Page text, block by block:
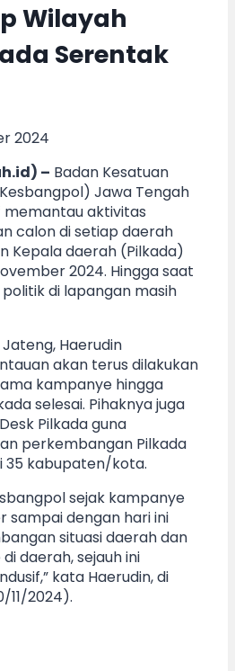
Wilayah
Serentak
2024
– Badan Kesatuan
Jawa Tengah
aktivitas
calon di setiap daerah
Kepala daerah (Pilkada)
2024. Hingga saat
di lapangan masih
Haerudin
akan terus dilakukan
kampanye hingga
selesai. Pihaknya juga
Pilkada guna
perkembangan Pilkada
35 kabupaten/kota.
sejak kampanye
sampai dengan hari ini
situasi daerah dan
daerah, sejauh ini
kata Haerudin, di
11/2024).